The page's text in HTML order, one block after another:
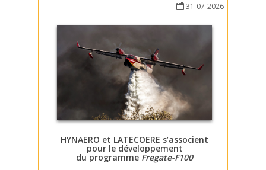
31-07-2026
HYNAERO et LATECOERE s’associent
pour le développement
du programme Fregate-F100